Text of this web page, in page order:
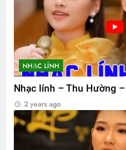
NHẠC LÍNH
Nhạc lính – Thu Hường
2 years ago